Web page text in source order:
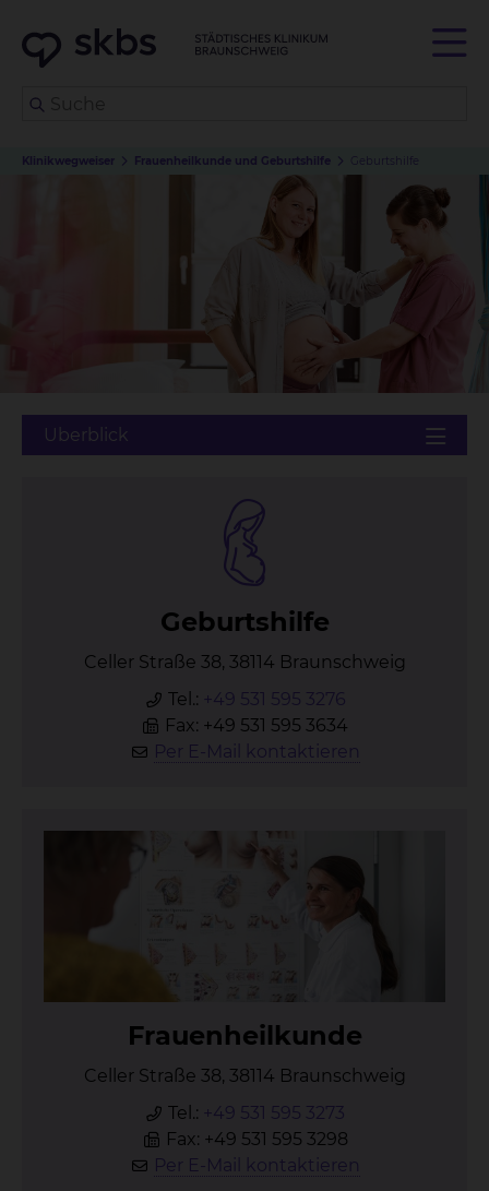
Klinikwegweiser Frauenheilkunde und Geburtshilfe Geburtshilfe
Ge­burts­hil­fe
Celler Straße 38, 38114 Braunschweig
Tel.: +49 531 595 3276
Fax: +49 531 595 3634
Per E-Mail kontaktieren
Frau­en­heil­kun­de
Celler Straße 38, 38114 Braunschweig
Tel.: +49 531 595 3273
Fax: +49 531 595 3298
Per E-Mail kontaktieren